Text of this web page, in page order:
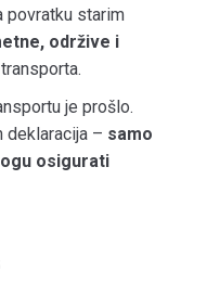
povratku starim
održive i
transporta.
je prošlo.
deklaracija – samo
osigurati